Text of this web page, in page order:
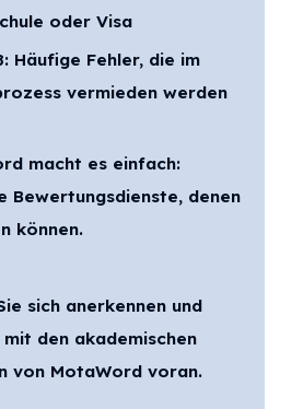
oder Visa
Häufige Fehler, die im
vermieden werden
macht es einfach:
Bewertungsdienste, denen
können.
sich anerkennen und
mit den akademischen
von MotaWord voran.